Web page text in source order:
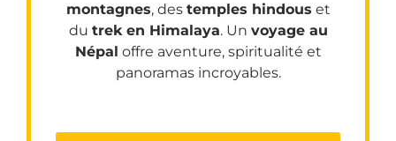
montagnes, des temples hindous et
du trek en Himalaya. Un voyage au
Népal offre aventure, spiritualité et
panoramas incroyables.